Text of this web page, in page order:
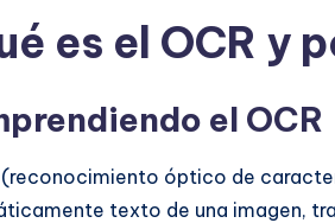
es el OCR y
el OCR
(reconocimiento óptico de
texto de una imagen,